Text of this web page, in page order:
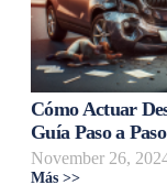
Cómo Actuar
Guía Paso a Paso
November 26,
Más >>